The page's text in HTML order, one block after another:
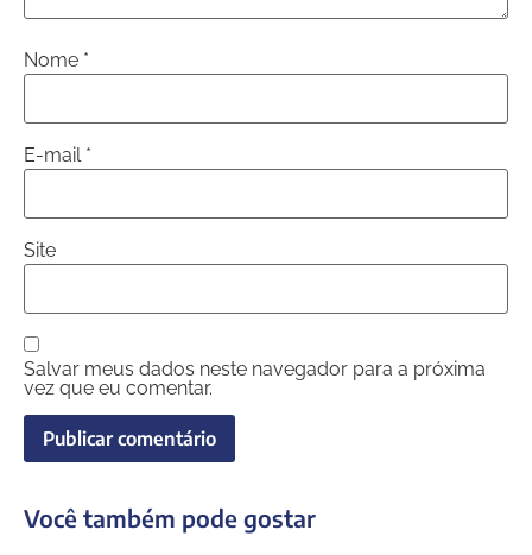
Nome *
E-mail *
Site
Salvar meus dados neste navegador para a próxima
vez que eu comentar.
Você também pode gostar